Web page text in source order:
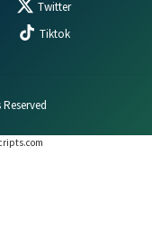
Twitter
Tiktok